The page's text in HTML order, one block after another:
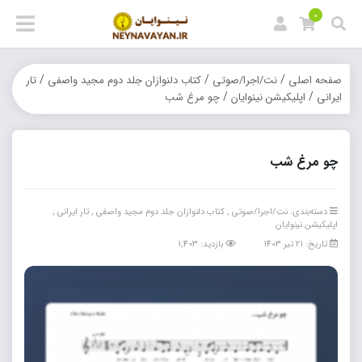
0
صفحه اصلی /نت/اجرا/صوتی /کتاب دلنوازان جلد دوم مجید واصفی /تار
ایرانی / اپلیکیشن نینوایان/چو مرغ شب
چو مرغ شب
دسته‌بندی: نت/اجرا/صوتی ,کتاب دلنوازان جلد دوم مجید واصفی ,تار ایرانی ,
اپلیکیشن نینوایان
تاریخ: 21 تیر 1403
بازدید: 1,403